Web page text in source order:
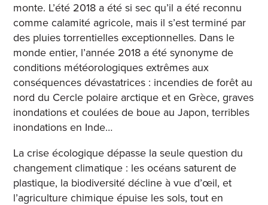
monte. L’été 2018 a été si sec qu’il a été reconnu
comme calamité agricole, mais il s’est terminé par
des pluies torrentielles exceptionnelles. Dans le
monde entier, l’année 2018 a été synonyme de
conditions météorologiques extrêmes aux
conséquences dévastatrices : incendies de forêt au
nord du Cercle polaire arctique et en Grèce, graves
inondations et coulées de boue au Japon, terribles
inondations en Inde…
La crise écologique dépasse la seule question du
changement climatique : les océans saturent de
plastique, la biodiversité décline à vue d’œil, et
l’agriculture chimique épuise les sols, tout en